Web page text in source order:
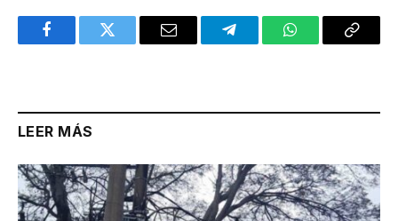
FacebookTwitter Email TelegramWhatsAppCopy
LEER MÁS